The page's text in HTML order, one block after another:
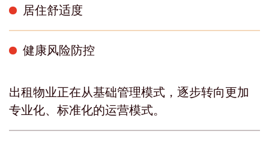
居住舒适度
健康风险防控
出租物业正在从基础管理模式，逐步转向更加
专业化、标准化的运营模式。